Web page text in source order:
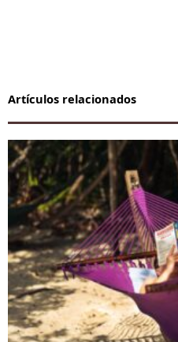
Artículos relacionados